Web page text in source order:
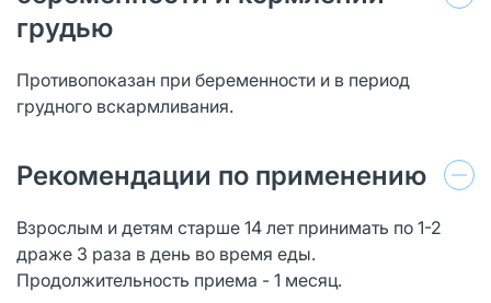
грудью
Противопоказан при беременности и в период
грудного вскармливания.
Рекомендации по применению
Взрослым и детям старше 14 лет принимать по 1-2
драже 3 раза в день во время еды.
Продолжительность приема - 1 месяц.